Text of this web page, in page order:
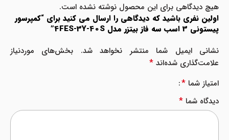
هیچ دیدگاهی برای این محصول نوشته نشده است.
اولین نفری باشید که دیدگاهی را ارسال می کنید برای “کمپرسور
پیستونی 3 اسب سه فاز بیتزر مدل 4FES-3Y-40S”
نشانی ایمیل شما منتشر نخواهد شد.
بخش‌های موردنیاز
علامت‌گذاری شده‌اند *
امتیاز شما *
دیدگاه شما *